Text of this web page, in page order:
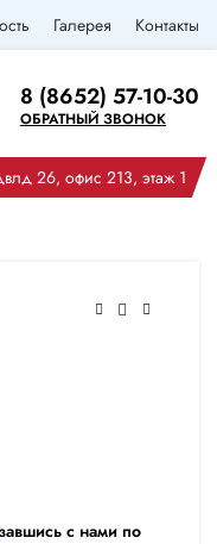
Галерея Контакты
8 (8652) 57-10-30
ОБРАТНЫЙ ЗВОНОК
26, офис 213, этаж 1
с нами по